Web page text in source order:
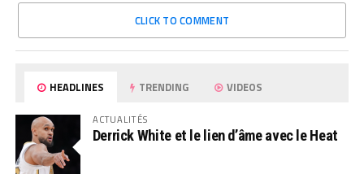
CLICK TO COMMENT
HEADLINES TRENDING VIDEOS
ACTUALITÉS
Derrick White et le lien d’âme avec le Heat